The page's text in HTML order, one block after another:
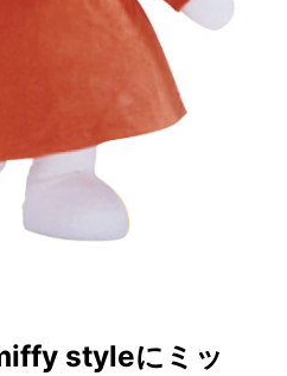
styleにミッ